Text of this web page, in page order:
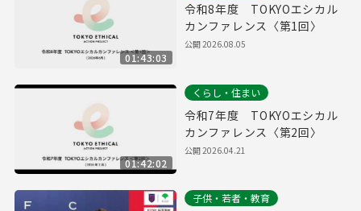
01:43:03
令和8年度 TOKYOエシカル
カンファレンス〈第1回〉
公開2026.08.05
01:42:02
くらし・住まい
令和7年度 TOKYOエシカル
カンファレンス〈第2回〉
公開2026.04.21
子供・若者・教育